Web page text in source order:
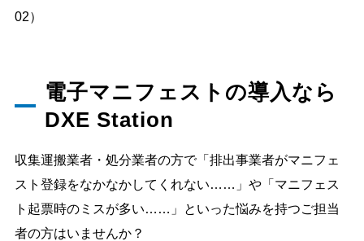
02）
電子マニフェストの導入なら
DXE Station
収集運搬業者・処分業者の方で「排出事業者がマニフェ
スト登録をなかなかしてくれない……」や「マニフェス
ト起票時のミスが多い……」といった悩みを持つご担当
者の方はいませんか？